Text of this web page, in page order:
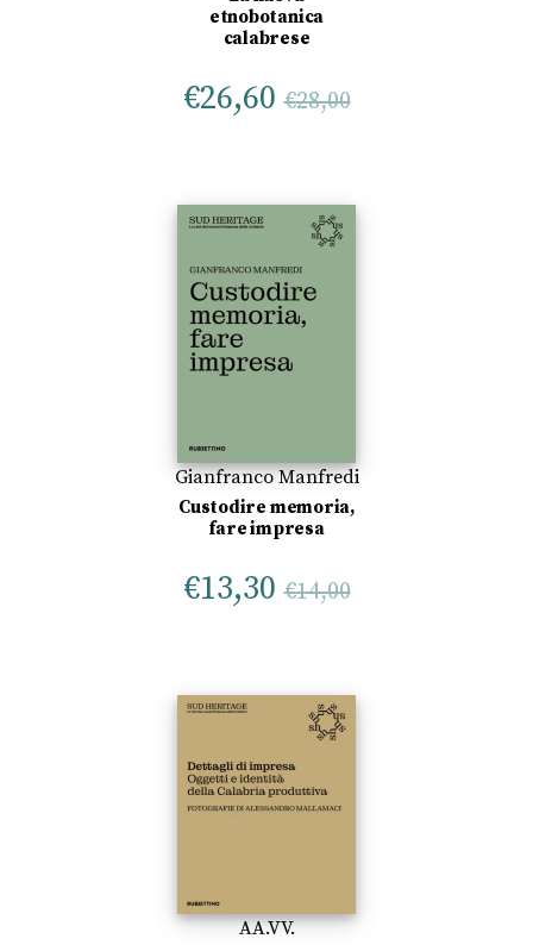
etnobotanica
calabrese
€26,60 €28,00
Gianfranco Manfredi
Custodire memoria,
fare impresa
€13,30 €14,00
AA.VV.